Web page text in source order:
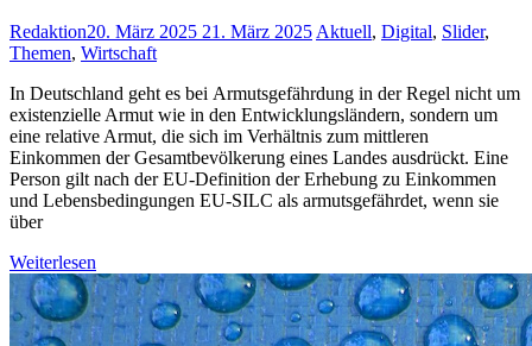
Redaktion20. März 2025 21. März 2025 Aktuell, Digital, Slider,
Themen, Wirtschaft
In Deutschland geht es bei Armuts­gefährdung in der Regel nicht um
existenzielle Armut wie in den Entwicklungsländern, sondern um
eine relative Armut, die sich im Verhältnis zum mittleren
Einkommen der Gesamtbevölkerung eines Landes ausdrückt. Eine
Person gilt nach der EU-Definition der Erhebung zu Einkommen
und Lebensbedingungen EU-SILC als armutsgefährdet, wenn sie
über
Weiterlesen